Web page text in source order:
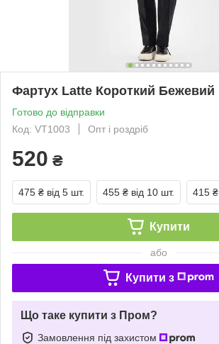
Фартух Latte Короткий Бежевий
Готово до відправки
Код: VT1003
Опт і роздріб
520 ₴
475 ₴ від 5 шт. 455 ₴ від 10 шт. 415 ₴
Купити
або
Купити з
Що таке купити з Пром?
Замовлення під захистом